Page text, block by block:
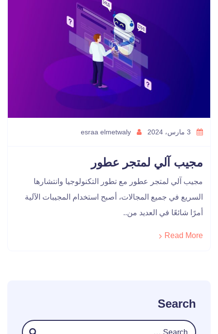
3 مارس، 2024
مجيب آلي لمتجر عطور
مجيب آلي لمتجر عطور مع تطور التكنولوجيا وانتشارها
السريع في جميع المجالات، أصبح استخدام المجيبات الآلية
أمرًا شائعًا في العديد من..
Read More
Search